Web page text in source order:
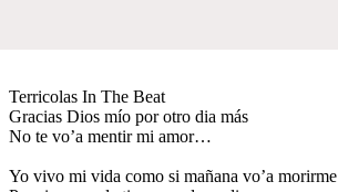
Terricolas In The Beat
Gracias Dios mío por otro dia más
No te vo’a mentir mi amor…
Yo vivo mi vida como si mañana vo’a morirme